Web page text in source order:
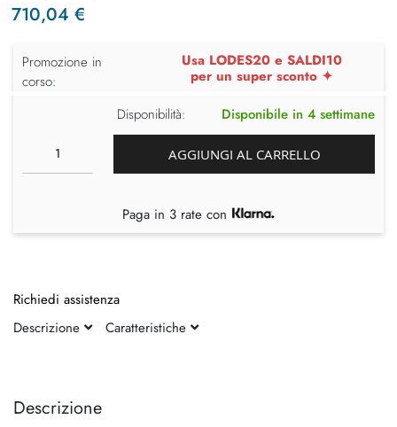
fine
della
Descrizione
710,04 €
Promozione in
corso:
Usa LODES20 e SALDI10
per un super sconto ✦
Disponibilità:
Disponibile in 4 settimane
AGGIUNGI AL CARRELLO
Paga in 3 rate con
Richiedi assistenza
Descrizione
Caratteristiche